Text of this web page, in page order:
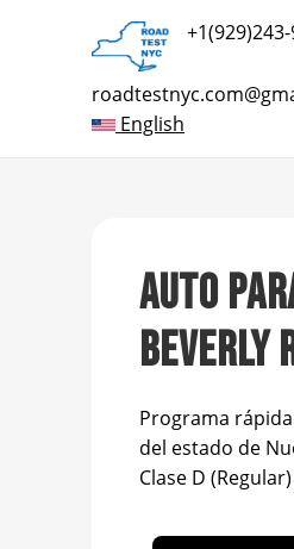
English
AUTO
BEVERLY
Programa
del estado de
Clase D (Regular)